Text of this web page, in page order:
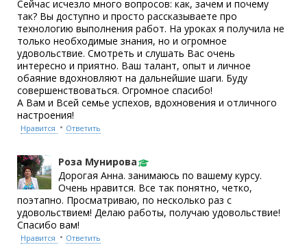
Сейчас исчезло много вопросов: как, зачем и почему
так? Вы доступно и просто рассказываете про
технологию выполнения работ. На уроках я получила не
только необходимые знания, но и огромное
удовольствие. Смотреть и слушать Вас очень
интересно и приятно. Ваш талант, опыт и личное
обаяние вдохновляют на дальнейшие шаги. Буду
совершенствоваться. Огромное спасибо!
А Вам и Всей семье успехов, вдохновения и отличного
настроения!
Нравится • Ответить
Роза Мунирова
Дорогая Анна. занимаюсь по вашему курсу.
Очень нравится. Все так понятно, четко,
поэтапно. Просматриваю, по несколько раз с
удовольствием! Делаю работы, получаю удовольствие!
Спасибо вам!
Нравится • Ответить